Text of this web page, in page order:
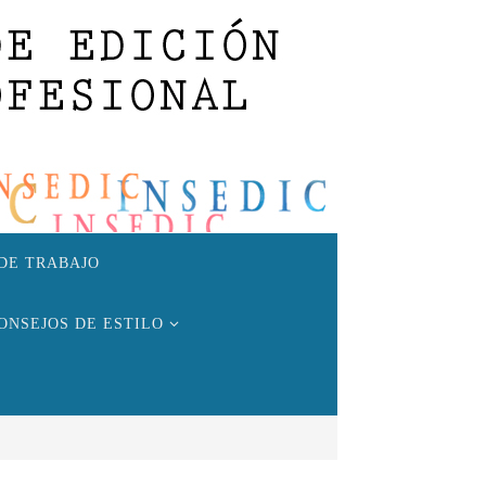
TRABAJO
DE ESTILO